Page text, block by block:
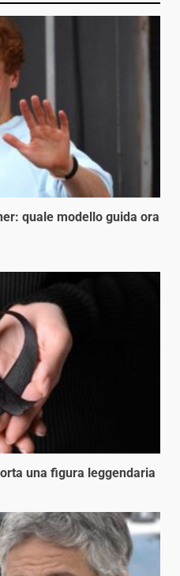
quale modello guida ora
una figura leggendaria